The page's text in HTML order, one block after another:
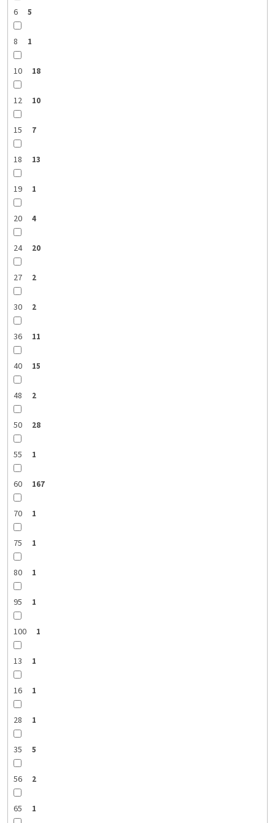
6 5
8 1
10 18
12 10
15 7
18 13
19 1
20 4
24 20
27 2
30 2
36 11
40 15
48 2
50 28
55 1
60 167
70 1
75 1
80 1
95 1
100 1
13 1
16 1
28 1
35 5
56 2
65 1